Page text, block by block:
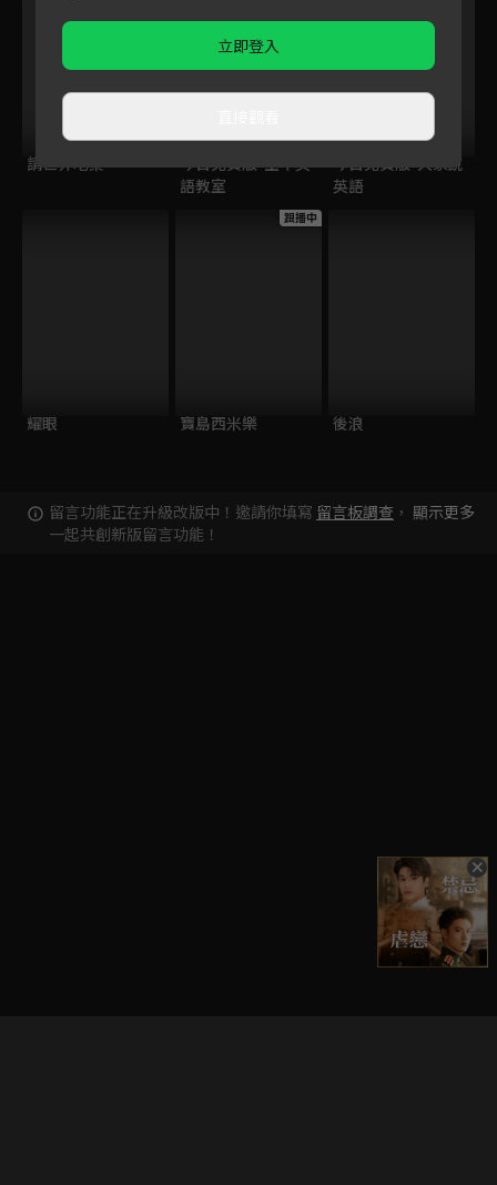
請世界吃桌
今日免費版-空中英
語教室
今日免費版-大家說
英語
耀眼
跟播中
寶島西米樂 後浪
留言功能正在升級改版中！邀請你填寫 留言板調查 ，
一起共創新版留言功能！
顯示更多
立即登入